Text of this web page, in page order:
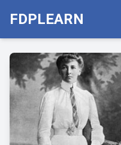
FDPLEARN